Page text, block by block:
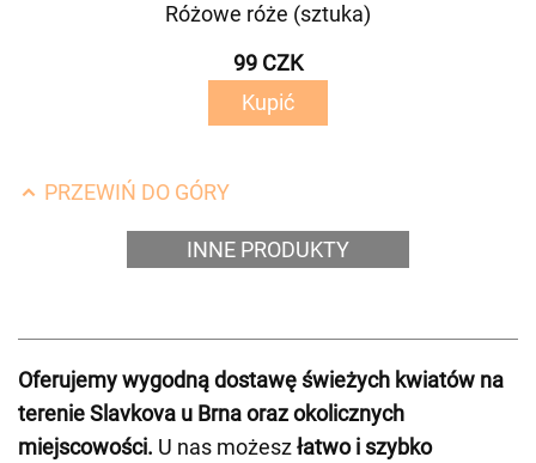
Różowe róże (sztuka)
99 CZK
Kupić
PRZEWIŃ DO GÓRY
INNE PRODUKTY
Oferujemy wygodną dostawę świeżych kwiatów na
terenie Slavkova u Brna oraz okolicznych
miejscowości. U nas możeszłatwo i szybko